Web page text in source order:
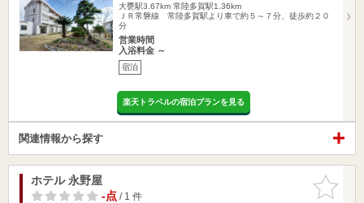
大甕駅3.67km 常陸多賀駅1.36km
ＪＲ常磐線 常陸多賀駅より車で約５～７分、徒歩約２０
分
営業時間
入浴料金 ～
宿泊
楽天トラベルの宿泊プランを見る
関連情報から探す
お気に入
りに追加
ホテル 永野屋
-点/ 1 件